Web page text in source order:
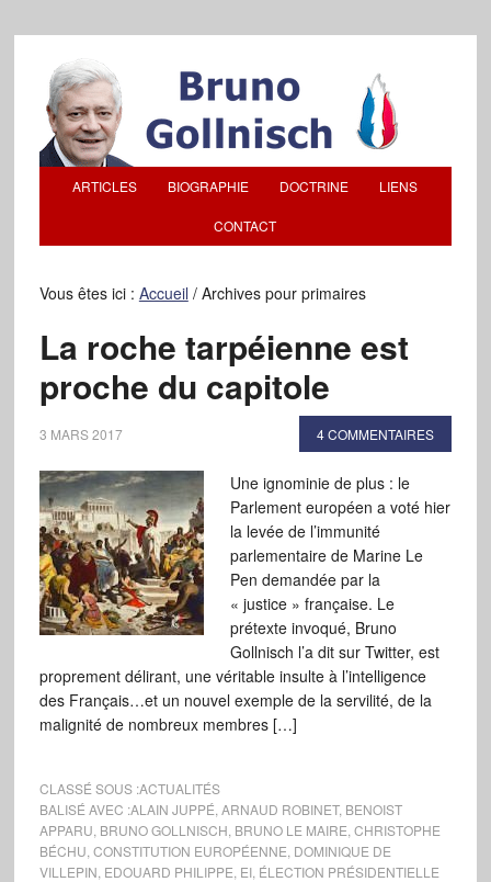
ARTICLES BIOGRAPHIE DOCTRINE LIENS
CONTACT
Vous êtes ici : Accueil /Archives pour primaires
La roche tarpéienne est
proche du capitole
3 MARS 2017 4 COMMENTAIRES
Une ignominie de plus : le
Parlement européen a voté hier
la levée de l’immunité
parlementaire de Marine Le
Pen demandée par la
« justice » française. Le
prétexte invoqué, Bruno
Gollnisch l’a dit sur Twitter, est
proprement délirant, une véritable insulte à l’intelligence
des Français…et un nouvel exemple de la servilité, de la
malignité de nombreux membres […]
CLASSÉ SOUS :ACTUALITÉS
BALISÉ AVEC :ALAIN JUPPÉ ARNAUD ROBINET, BENOIST
APPARU BRUNO GOLLNISCH BRUNO LE MAIRE CHRISTOPHE
BÉCHU CONSTITUTION EUROPÉENNE DOMINIQUE DE
VILLEPIN EDOUARD PHILIPPE EI, ÉLECTION PRÉSIDENTIELLE